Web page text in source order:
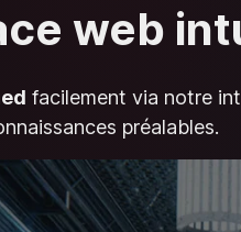
web
facilement via notre
préalables.